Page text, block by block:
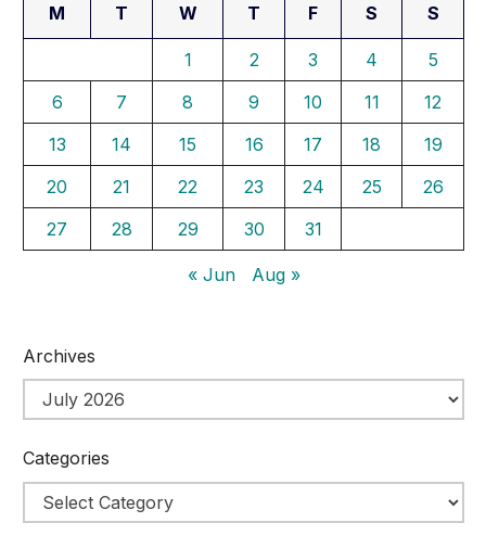
M T W T F S S
1 2 3 4
5
6
7 8 9 10 11
12
13
14 15 16 17 18
19
20
21 22 23 24 25
26
27
28 29 30 31
« Jun Aug »
Archives
Categories